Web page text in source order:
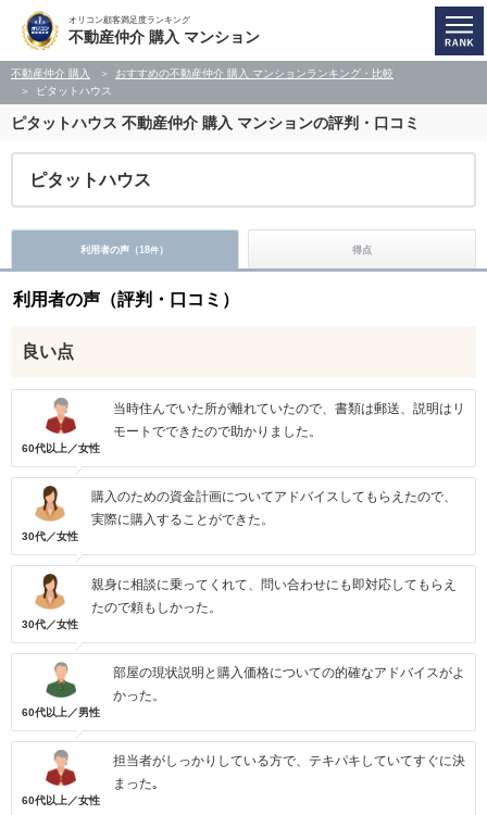
オリコン顧客満足度ランキング
不動産仲介 購入 マンション
不動産仲介 購入
おすすめの不動産仲介 購入 マンションランキング・比較
ピタットハウス
ピタットハウス 不動産仲介 購入 マンションの評判・口コミ
ピタットハウス
利用者の声（18件） 得点
利用者の声（評判・口コミ）
良い点
60代以上／女性
当時住んでいた所が離れていたので、書類は郵送、説明はリ
モートでできたので助かりました。
30代／女性
購入のための資金計画についてアドバイスしてもらえたので、
実際に購入することができた。
30代／女性
親身に相談に乗ってくれて、問い合わせにも即対応してもらえ
たので頼もしかった。
60代以上／男性
部屋の現状説明と購入価格についての的確なアドバイスがよ
かった。
60代以上／女性
担当者がしっかりしている方で、テキパキしていてすぐに決
まった｡